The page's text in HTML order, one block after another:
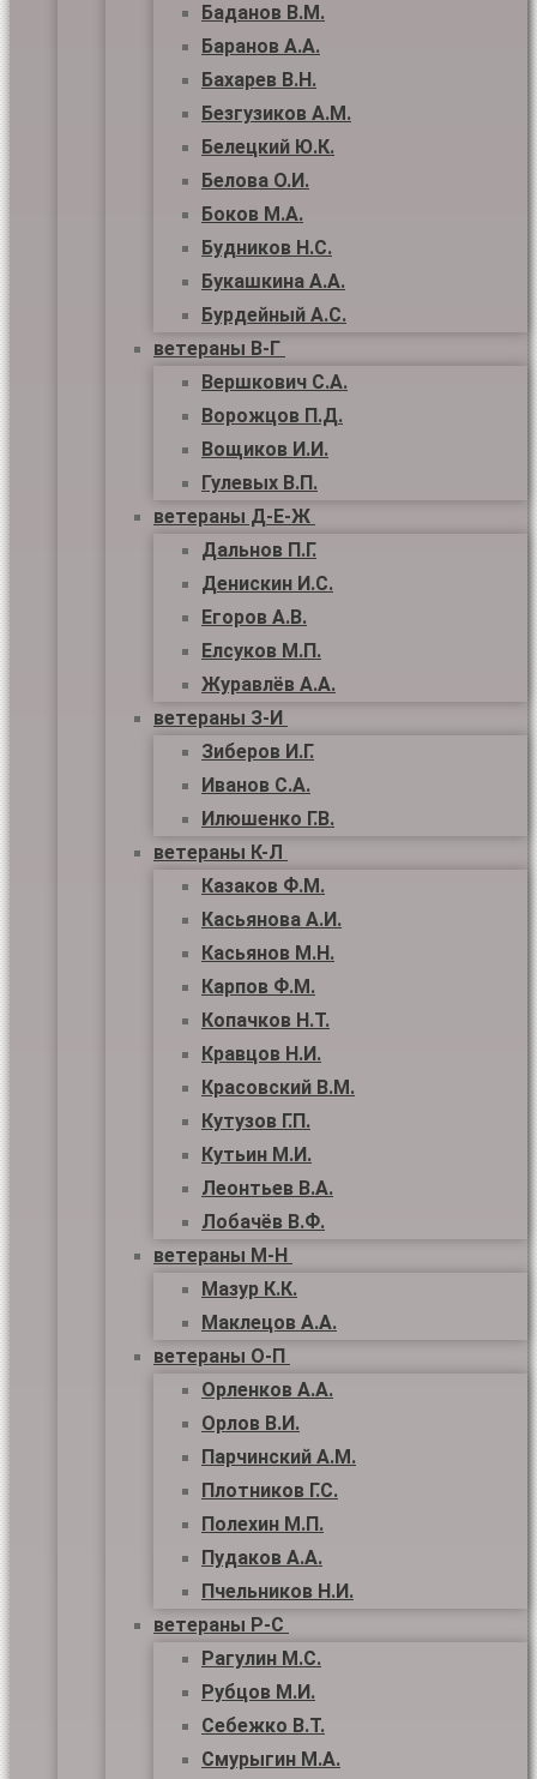
Баданов В.М.
Баранов А.А.
Бахарев В.Н.
Безгузиков А.М.
Белецкий Ю.К.
Белова О.И.
Боков М.А.
Будников Н.С.
Букашкина А.А.
Бурдейный А.С.
ветераны В-Г
Вершкович С.А.
Ворожцов П.Д.
Вощиков И.И.
Гулевых В.П.
ветераны Д-Е-Ж
Дальнов П.Г.
Денискин И.С.
Егоров А.В.
Елсуков М.П.
Журавлёв А.А.
ветераны З-И
Зиберов И.Г.
Иванов С.А.
Илюшенко Г.В.
ветераны К-Л
Казаков Ф.М.
Касьянова А.И.
Касьянов М.Н.
Карпов Ф.М.
Копачков Н.Т.
Кравцов Н.И.
Красовский В.М.
Кутузов Г.П.
Кутьин М.И.
Леонтьев В.А.
Лобачёв В.Ф.
ветераны М-Н
Мазур К.К.
Маклецов А.А.
ветераны О-П
Орленков А.А.
Орлов В.И.
Парчинский А.М.
Плотников Г.С.
Полехин М.П.
Пудаков А.А.
Пчельников Н.И.
ветераны Р-С
Рагулин М.С.
Рубцов М.И.
Себежко В.Т.
Смурыгин М.А.